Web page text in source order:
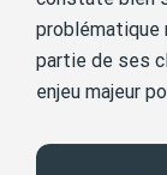
problématique
partie de ses
enjeu majeur